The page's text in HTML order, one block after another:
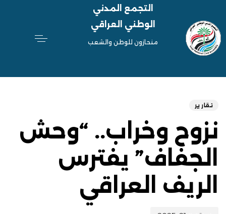
التجمع المدني
الوطني العراقي
منحازون للوطن والشعب
تقارير
نزوح وخراب.. “وحش
الجفاف” يفترس
الريف العراقي